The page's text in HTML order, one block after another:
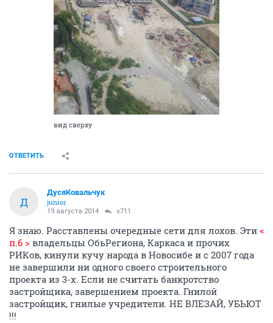
вид сверху
ОТВЕТИТЬ
Д
ДусяКовальчук
junior
19 августа 2014 s711
Я знаю. Расставлены очередные сети для лохов. Эти <
п.6 > владельцы ОбьРегиона, Каркаса и прочих
РИКов, кинули кучу народа в Новосибе и с 2007 года
не завершили ни одного своего строительного
проекта из 3-х. Если не считать банкротство
застройщика, завершением проекта. Гнилой
застройщик, гнилые учредители. НЕ ВЛЕЗАЙ, УБЬЮТ
!!!